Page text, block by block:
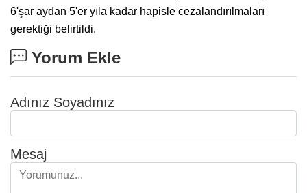
6'şar aydan 5'er yıla kadar hapisle cezalandırılmaları
gerektiği belirtildi.
Yorum Ekle
Adınız Soyadınız
Mesaj